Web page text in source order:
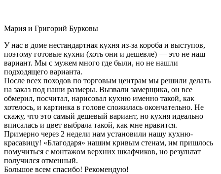
Мария и Григорий Бурковы
У нас в доме нестандартная кухня из-за короба и выступов,
поэтому готовые кухни (хоть они и дешевле) — это не наш
вариант. Мы с мужем много где были, но не нашли
подходящего варианта.
После всех походов по торговым центрам мы решили делать
на заказ под наши размеры. Вызвали замерщика, он все
обмерил, посчитал, нарисовал кухню именно такой, как
хотелось, и картинка в голове сложилась окончательно. Не
скажу, что это самый дешевый вариант, но кухня идеально
вписалась и цвет выбрала такой, как мне нравится.
Примерно через 2 недели нам установили нашу кухню-
красавицу! «Благодаря» нашим кривым стенам, им пришлось
помучиться с монтажом верхних шкафчиков, но результат
получился отменный.
Большое всем спасибо! Рекомендую!